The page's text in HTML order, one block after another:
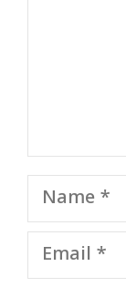
Name
Email